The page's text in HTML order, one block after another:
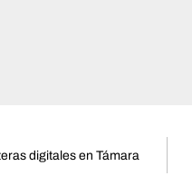
digitales en Támara